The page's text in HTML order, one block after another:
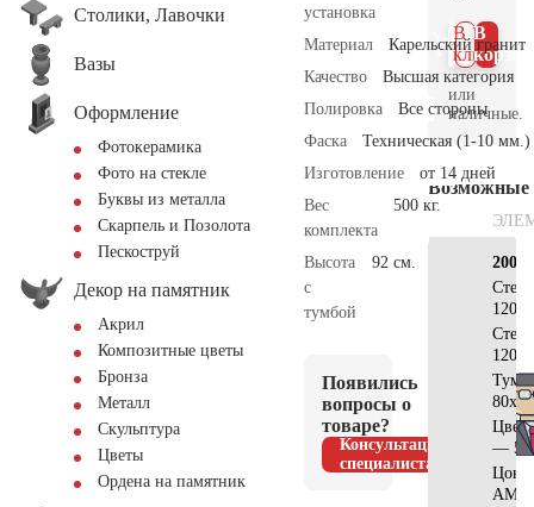
Столики, Лавочки
Вазы
Оформление
Фотокерамика
Фото на стекле
Буквы из металла
Скарпель и Позолота
Пескоструй
Декор на памятник
Акрил
Композитные цветы
Бронза
Металл
Скульптура
Цветы
Ордена на памятник
установка
Материал
Карельский гранит
Качество
Высшая категория
Полировка
Все стороны
Фаска
Техническая (1-10 мм.)
Изготовление
от 14 дней
Вес
комплекта
500 кг.
Высота
с
тумбой
92 см.
Появились
вопросы о
товаре?
Консультация
специалиста
В
В 1
клик
или
наличные.
Возможные
—